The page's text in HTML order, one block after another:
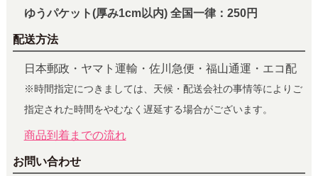
ゆうパケット(厚み1cm以内) 全国一律：250円
配送方法
日本郵政・ヤマト運輸・佐川急便・福山通運・エコ配
※時間指定につきましては、天候・配送会社の事情等によりご
指定された時間をやむなく遅延する場合がございます。
商品到着までの流れ
お問い合わせ